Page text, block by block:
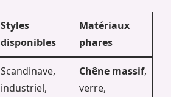
Styles
disponibles
Matériaux
phares
Scandinave,
industriel,
Chêne massif,
verre,